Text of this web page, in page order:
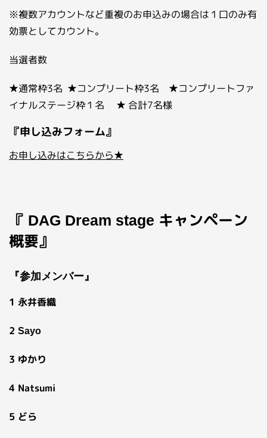
※複数アカウントなど重複のお申込みの場合は１口のみ有
効票としてカウント。
当選者数
★通常枠3名 ★コンプリート枠3名 ★コンプリートファ
イナルステージ枠１名 ★ 合計7名様
『申し込みフォーム』
お申し込みはこちらから★
『 DAG Dream stage キャンペーン
概要』
『参加メンバー』
1 永井香織
2 Sayo
3 ゆかり
4 Natsumi
5 どら